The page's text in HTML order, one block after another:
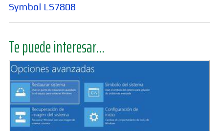
Symbol LS7808
Te puede interesar...